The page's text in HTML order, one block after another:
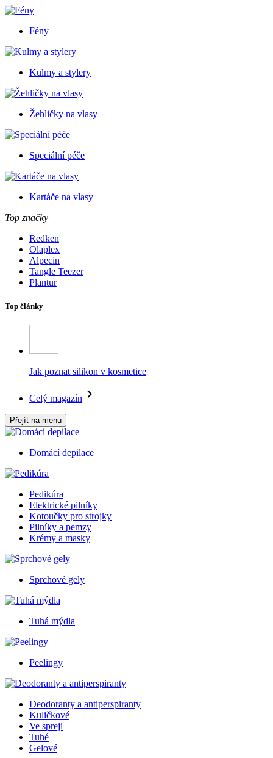
Fény
Kulmy a stylery
Žehličky na vlasy
Speciální péče
Kartáče na vlasy
Top značky
Redken
Olaplex
Alpecin
Tangle Teezer
Plantur
Top články
Jak poznat silikon v kosmetice
Celý magazín
Přejít na menu
Domácí depilace
Pedikúra
Elektrické pilníky
Kotoučky pro strojky
Pilníky a pemzy
Krémy a masky
Sprchové gely
Tuhá mýdla
Peelingy
Deodoranty a antiperspiranty
Kuličkové
Ve spreji
Tuhé
Gelové